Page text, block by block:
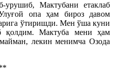
урушиб, Мактубани етаклаб
опа ҳам бироз давом
ўтиришди. Мен ўша куни
қолдим. Мактуба мени ҳам
лекин менимча Озода